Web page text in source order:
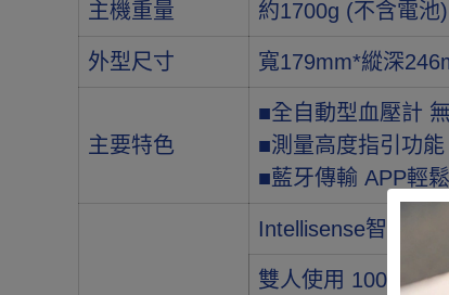
主機重量 約1700g (不含電池)
外型尺寸 寬179mm*縱深
主要特色
■全自動型血壓計
■測量高度指引功
■藍牙傳輸 APP輕
Intellisense智慧加
雙人使用 100組*2